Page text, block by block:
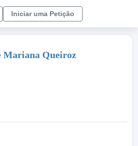
Iniciar uma Petição
Mariana Queiroz